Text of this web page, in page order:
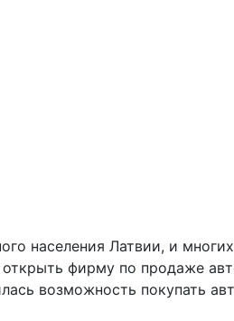
населения Латвии, и
фирму по продаже
возможность покупать